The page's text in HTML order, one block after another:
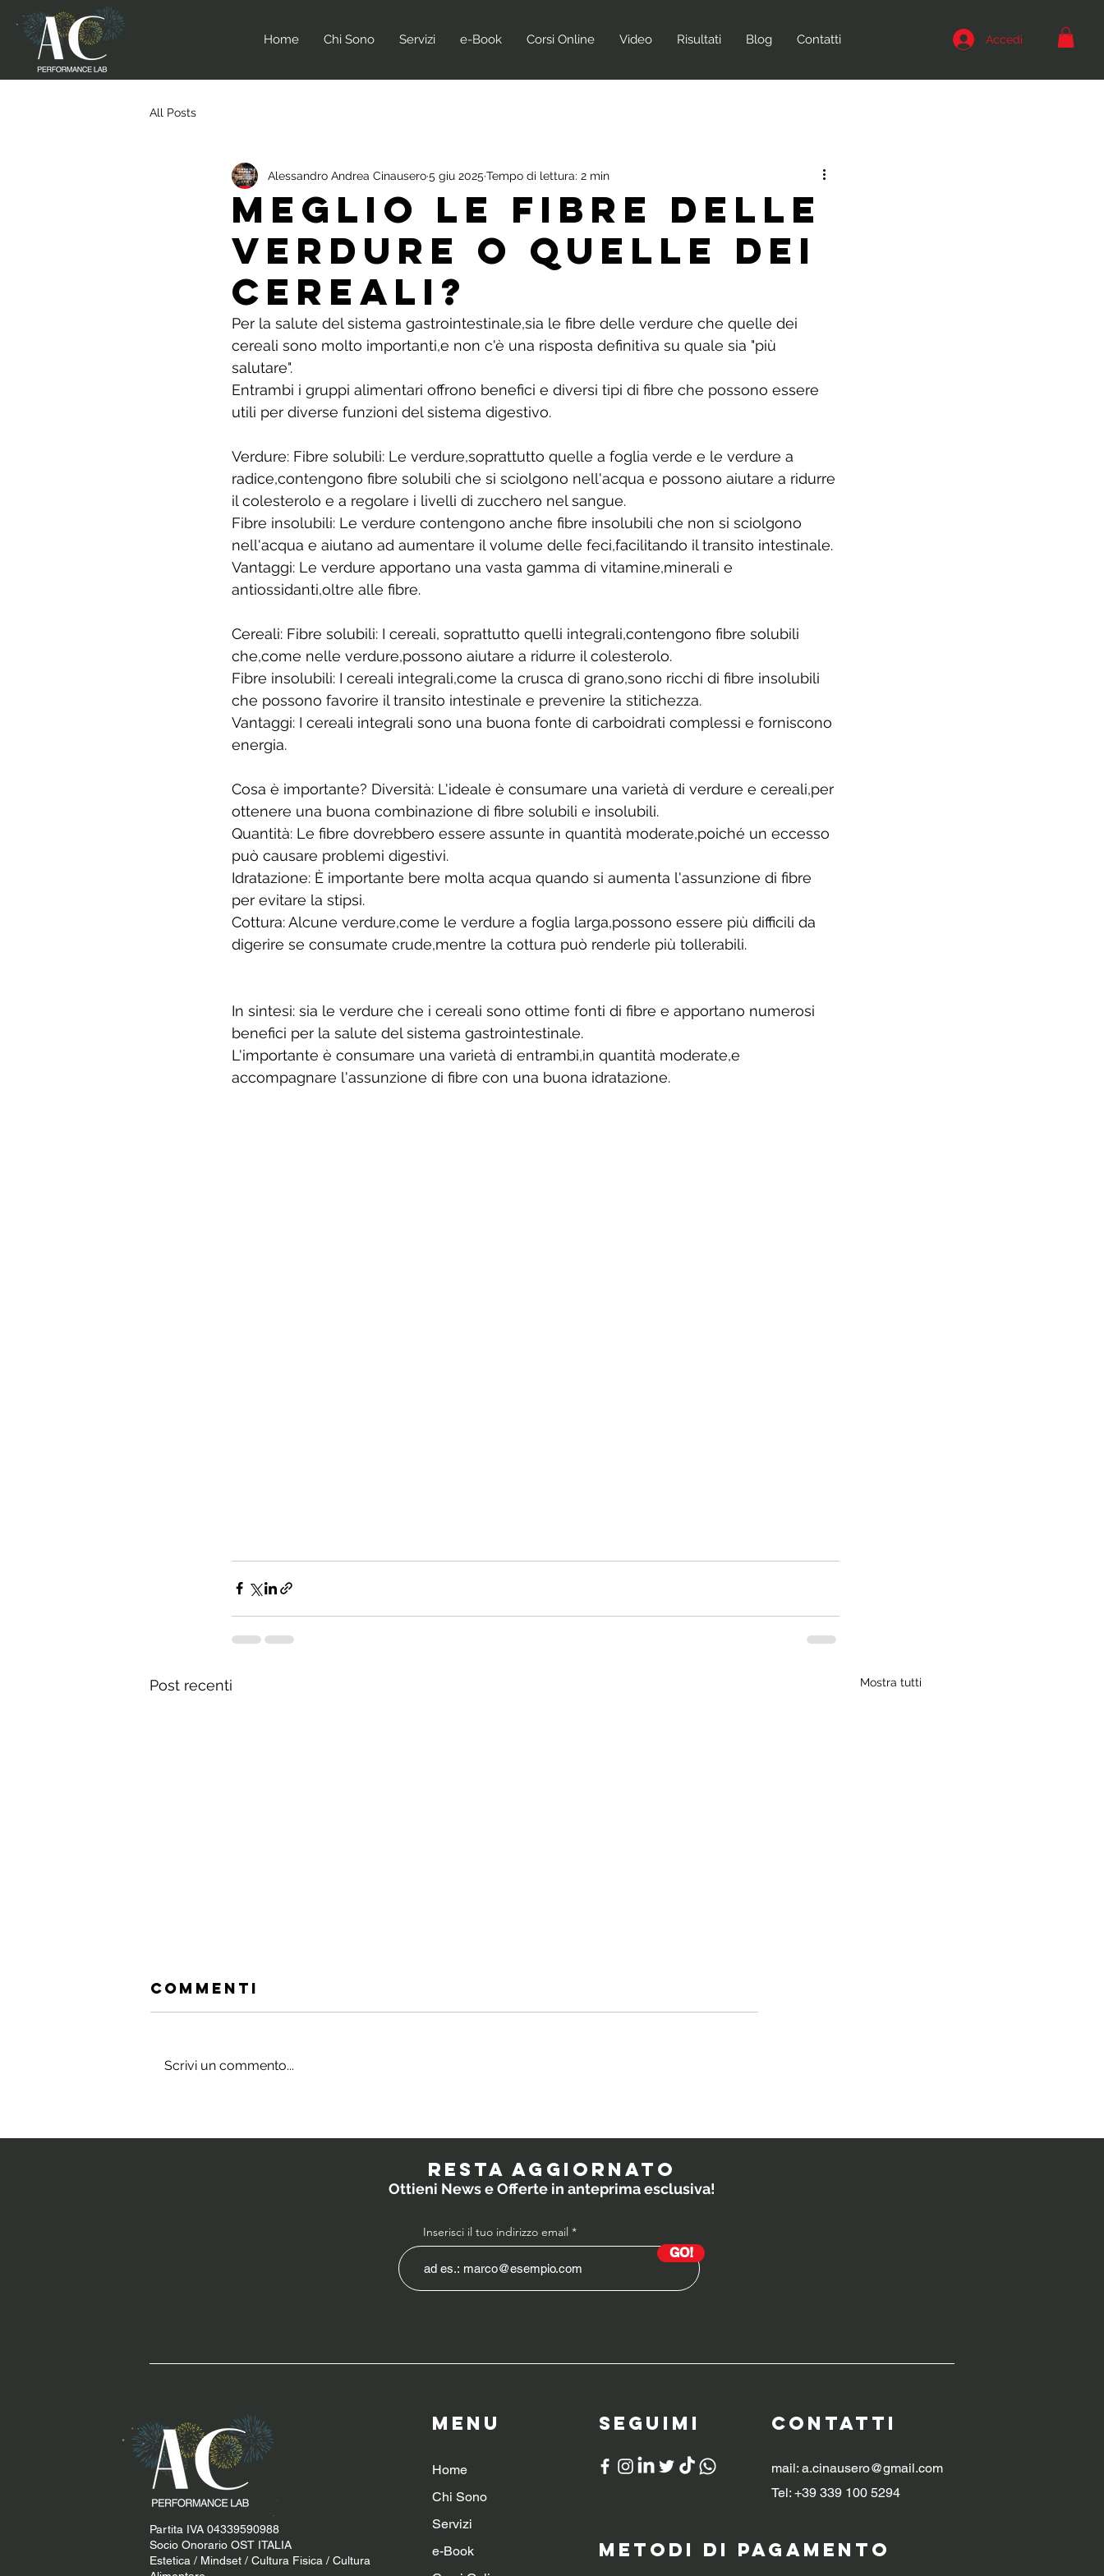
Home Chi Sono Servizi e-Book Corsi Online Video Risultati Blog Contatti Accedi
All Posts
MEGLIO LE FIBRE DELLE
VERDURE O QUELLE DEI
CEREALI?
Alessandro Andrea Cinausero5 giu 2025 Tempo di lettura: 2 min
Per la salute del sistema gastrointestinale,sia le fibre delle verdure che quelle dei
cereali sono molto importanti,e non c'è una risposta definitiva su quale sia "più
salutare".
Entrambi i gruppi alimentari offrono benefici e diversi tipi di fibre che possono essere
utili per diverse funzioni del sistema digestivo.
Verdure: Fibre solubili: Le verdure,soprattutto quelle a foglia verde e le verdure a
radice,contengono fibre solubili che si sciolgono nell'acqua e possono aiutare a ridurre
il colesterolo e a regolare i livelli di zucchero nel sangue.
Fibre insolubili: Le verdure contengono anche fibre insolubili che non si sciolgono
nell'acqua e aiutano ad aumentare il volume delle feci,facilitando il transito intestinale.
Vantaggi: Le verdure apportano una vasta gamma di vitamine,minerali e
antiossidanti,oltre alle fibre.
Cereali: Fibre solubili: I cereali, soprattutto quelli integrali,contengono fibre solubili
che,come nelle verdure,possono aiutare a ridurre il colesterolo.
Fibre insolubili: I cereali integrali,come la crusca di grano,sono ricchi di fibre insolubili
che possono favorire il transito intestinale e prevenire la stitichezza.
Vantaggi: I cereali integrali sono una buona fonte di carboidrati complessi e forniscono
energia.
Cosa è importante? Diversità: L'ideale è consumare una varietà di verdure e cereali,per
ottenere una buona combinazione di fibre solubili e insolubili.
Quantità: Le fibre dovrebbero essere assunte in quantità moderate,poiché un eccesso
può causare problemi digestivi.
Idratazione: È importante bere molta acqua quando si aumenta l'assunzione di fibre
per evitare la stipsi.
Cottura: Alcune verdure,come le verdure a foglia larga,possono essere più difficili da
digerire se consumate crude,mentre la cottura può renderle più tollerabili.
In sintesi: sia le verdure che i cereali sono ottime fonti di fibre e apportano numerosi
benefici per la salute del sistema gastrointestinale.
L'importante è consumare una varietà di entrambi,in quantità moderate,e
accompagnare l'assunzione di fibre con una buona idratazione.
Post recenti Mostra tutti
che stimolano
probiotici
medici ai
bambini?
POWERBUILDING
Commenti
Scrivi un commento...
RESTA AGGIORNATO
Ottieni News e Offerte in anteprima esclusiva!
Inserisci il tuo indirizzo email
GO!
Partita IVA 04339590988
Socio Onorario OST ITALIA
Estetica / Mindset / Cultura Fisica / Cultura
Menu
Home
Chi Sono
Servizi
e-Book
SeguiMI CONTATTI
mail: a.cinausero@gmail.com
Tel: +39 339 100 5294
Metodi di pagamento